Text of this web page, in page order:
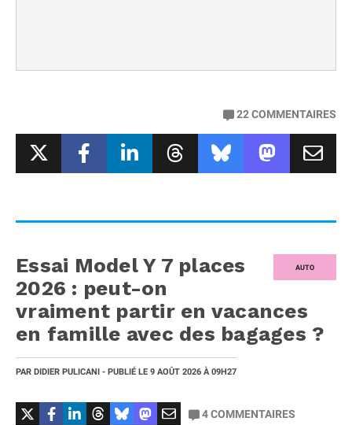
22COMMENTAIRES
AUTO
Essai Model Y 7 places
2026 : peut-on
vraiment partir en vacances
en famille avec des bagages ?
PAR DIDIER PULICANI - PUBLIÉ LE 9 AOÛT 2026 À 09H27
4COMMENTAIRES